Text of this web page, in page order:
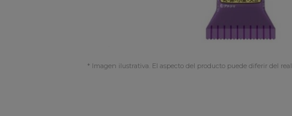
* Imagen ilustrativa. El aspecto del producto puede diferir del real.